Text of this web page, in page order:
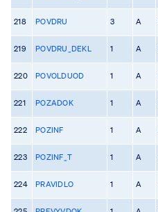
218 POVDRU 3 A
219 POVDRU_DEKL 1 A
220 POVOLDUOD 1 A
221 POZADOK 1 A
222 POZINF 1 A
223 POZINF_T 1 A
224 PRAVIDLO 1 A